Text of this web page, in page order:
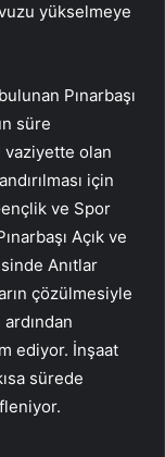
yükselmeye
Pınarbaşı
süre
vaziyette olan
için
ve Spor
Açık ve
Anıtlar
çözülmesiyle
ardından
ediyor. İnşaat
sürede